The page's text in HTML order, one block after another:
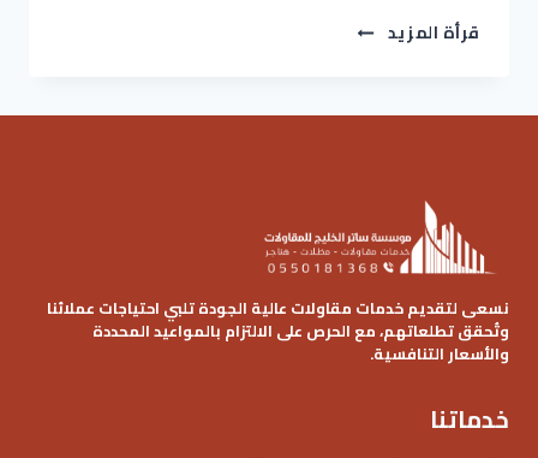
قرأة المزيد مقاول
خارجيه
الرياض
–
بناء
ملحق
خارجي
نسعى لتقديم خدمات مقاولات عالية الجودة تلبي احتياجات عملائنا
وتُحقق تطلعاتهم، مع الحرص على الالتزام بالمواعيد المحددة
والأسعار التنافسية.
خدماتنا